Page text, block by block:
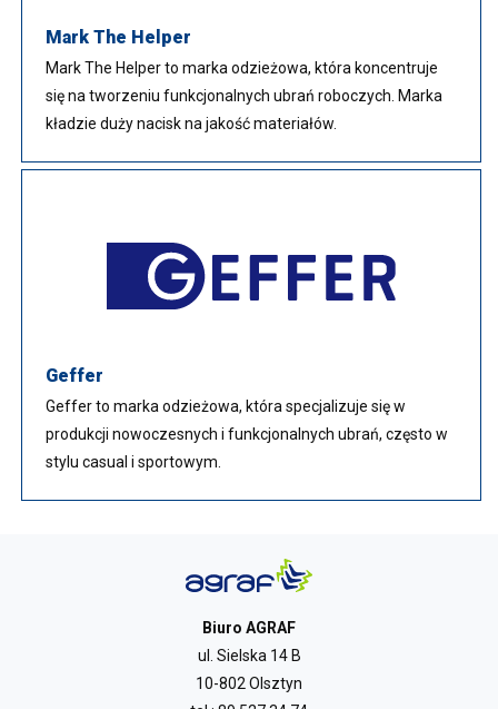
Mark The Helper
Mark The Helper to marka odzieżowa, która koncentruje
się na tworzeniu funkcjonalnych ubrań roboczych. Marka
kładzie duży nacisk na jakość materiałów.
Geffer
Geffer to marka odzieżowa, która specjalizuje się w
produkcji nowoczesnych i funkcjonalnych ubrań, często w
stylu casual i sportowym.
Biuro AGRAF
ul. Sielska 14 B
10-802 Olsztyn